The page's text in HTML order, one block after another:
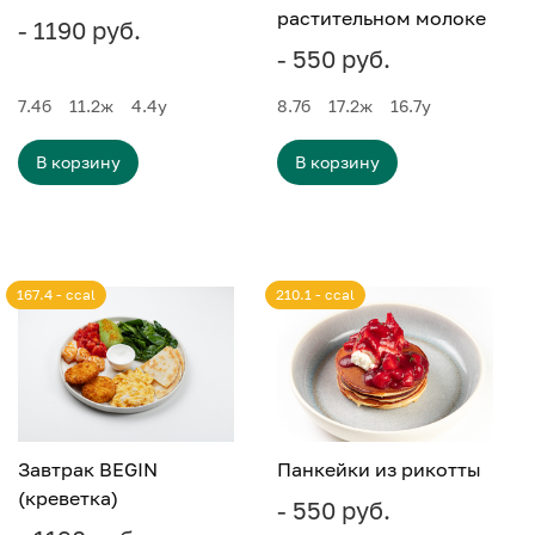
- 1190 руб.
7.4б 11.2ж 4.4у
В корзину
растительном молоке
- 550 руб.
8.7б 17.2ж 16.7у
В корзину
Завтрак BEGIN
(креветка)
167.4 - ccal
Панкейки из рикотты
- 550 руб.
210.1 - ccal